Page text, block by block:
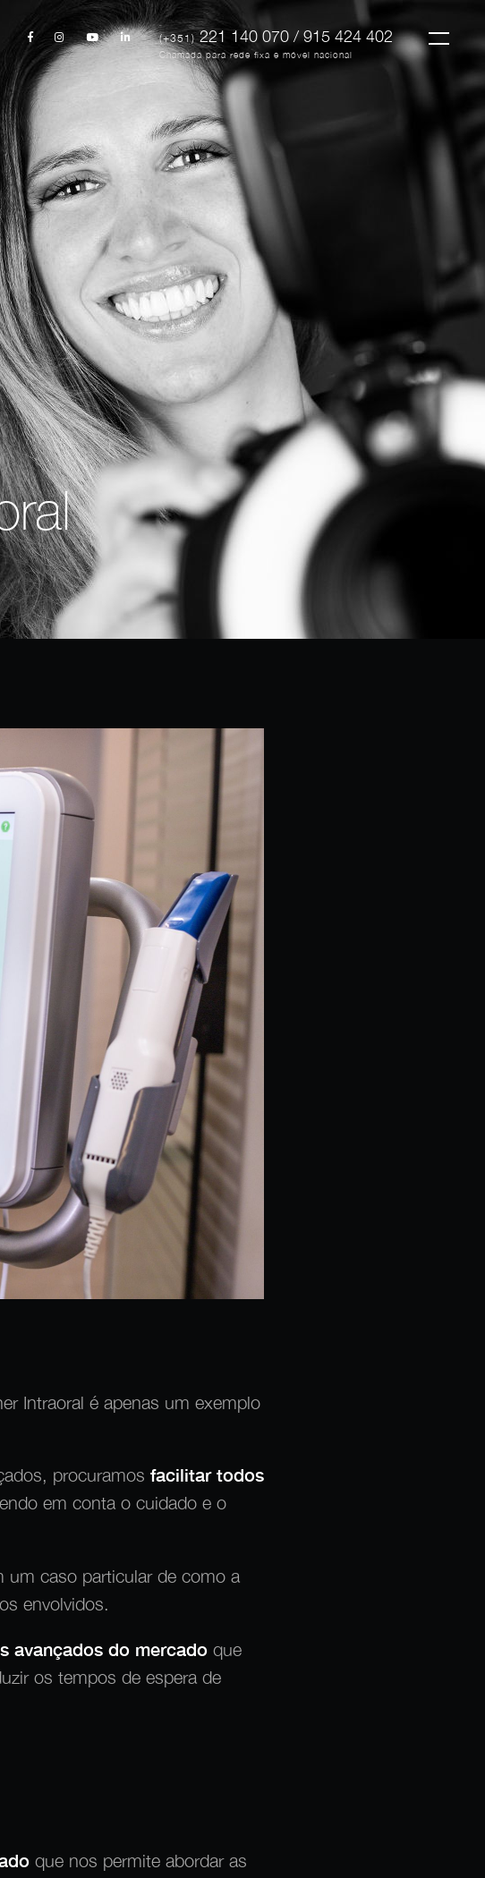
(+351)221 140 070 / 915 424 402
Chamada para rede fixa e móvel nacional
Intraoral é apenas um exemplo
procuramos facilitar todos
em conta o cuidado e o
um caso particular de como a
envolvidos.
avançados do mercado que
os tempos de espera de
que nos permite abordar as